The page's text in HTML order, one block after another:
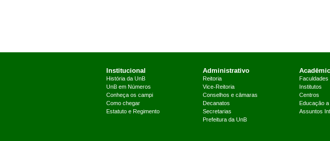
Institucional
História da UnB
UnB em Números
Conheça os campi
Como chegar
Estatuto e Regimento
Administrativo
Reitoria
Vice-Reitoria
Conselhos e câmaras
Decanatos
Secretarias
Prefeitura da UnB
Faculdades
Institutos
Centros
Educação
Assuntos